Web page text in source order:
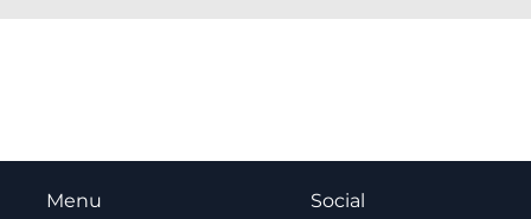
Menu
Social